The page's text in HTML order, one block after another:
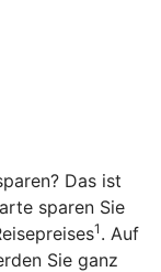
Das ist
sparen Sie
1 . Auf
Sie ganz